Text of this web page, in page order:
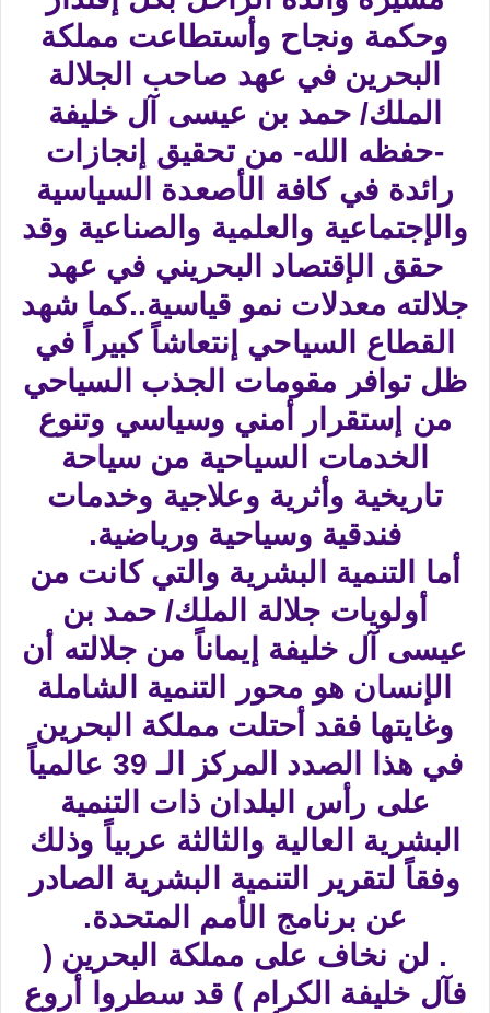
وحكمة ونجاح وأستطاعت مملكة
البحرين في عهد صاحب الجلالة
الملك/ حمد بن عيسى آل خليفة
-حفظه الله- من تحقيق إنجازات
رائدة في كافة الأصعدة السياسية
والإجتماعية والعلمية والصناعية وقد
حقق الإقتصاد البحريني في عهد
جلالته معدلات نمو قياسية..كما شهد
القطاع السياحي إنتعاشاً كبيراً في
ظل توافر مقومات الجذب السياحي
من إستقرار أمني وسياسي وتنوع
الخدمات السياحية من سياحة
تاريخية وأثرية وعلاجية وخدمات
فندقية وسياحية ورياضية.
أما التنمية البشرية والتي كانت من
أولويات جلالة الملك/ حمد بن
عيسى آل خليفة إيماناً من جلالته أن
الإنسان هو محور التنمية الشاملة
وغايتها فقد أحتلت مملكة البحرين
في هذا الصدد المركز الـ 39 عالمياً
على رأس البلدان ذات التنمية
البشرية العالية والثالثة عربياً وذلك
وفقاً لتقرير التنمية البشرية الصادر
عن برنامج الأمم المتحدة.
. لن نخاف على مملكة البحرين (
فآل خليفة الكرام ) قد سطروا أروع